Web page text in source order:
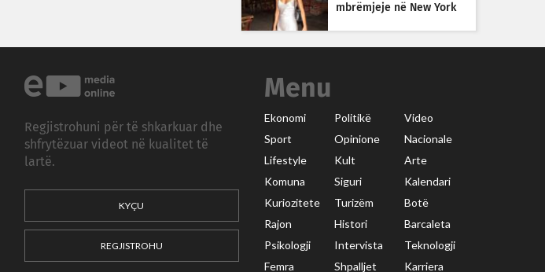
mbrëmjeje në New York
Regjistrohuni për të shkarkuar dhe
shfrytëzuar videot në kualitet të
lartë.
KYÇU
REGJISTROHU
Menu
Ekonomi Politikë
Video
Sport
Opinione
Nacionale
Lifestyle
Kult
Arte
Komuna
Siguri
Kalendari
Kuriozitete
Turizëm
Botë
Rajon
Histori
Barcaleta
Psikologji
Intervista
Teknologji
Femra
Shpalljet Karriera